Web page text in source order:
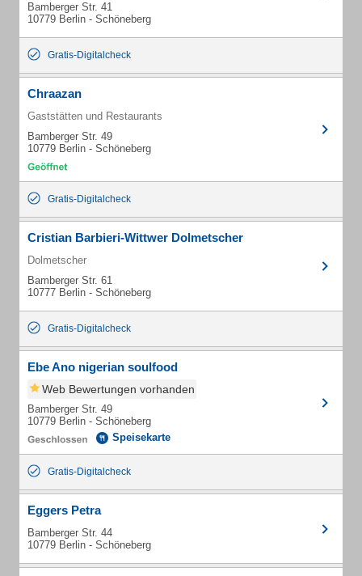
Bamberger Str. 41
10779 Berlin - Schöneberg
Gratis-Digitalcheck
Chraazan
Gaststätten und Restaurants
Bamberger Str. 49
10779 Berlin - Schöneberg
Gratis-Digitalcheck
Cristian Barbieri-Wittwer Dolmetscher
Dolmetscher
Bamberger Str. 61
10777 Berlin - Schöneberg
Gratis-Digitalcheck
Ebe Ano nigerian soulfood
Web Bewertungen vorhanden
Bamberger Str. 49
10779 Berlin - Schöneberg
Speisekarte
Gratis-Digitalcheck
Eggers Petra
Bamberger Str. 44
10779 Berlin - Schöneberg